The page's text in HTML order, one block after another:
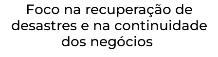
Foco na recuperação de
desastres e na continuidade
dos negócios